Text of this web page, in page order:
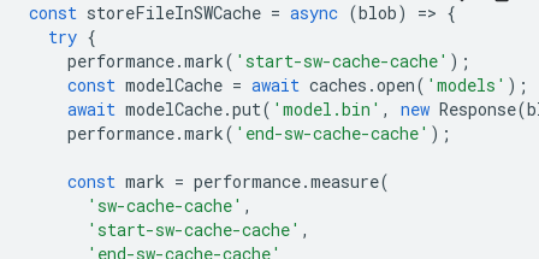
const storeFileInSWCache = async (blob) => {
try {
performance.mark( 'start-sw-cache-cache' );
const modelCache = await caches .open( 'models' );
await modelCache.put( 'model.bin' , new Response(
performance.mark( 'end-sw-cache-cache' );
const mark = performance.measure(
'sw-cache-cache' ,
'start-sw-cache-cache' ,
'end-sw-cache-cache'